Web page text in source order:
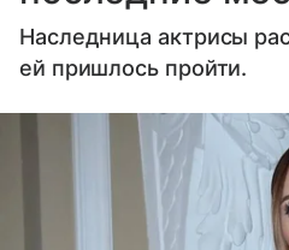
Наследница актрисы
ей пришлось пройти.